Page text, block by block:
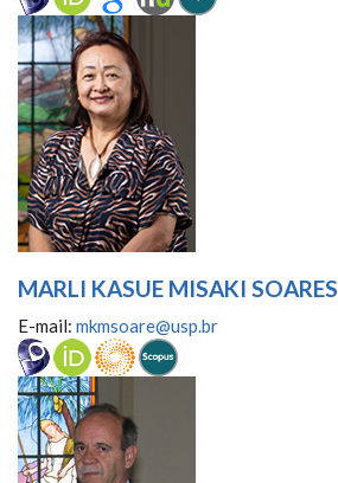
MARLI KASUE MISAKI SOARES
E-mail: mkmsoare@usp.br